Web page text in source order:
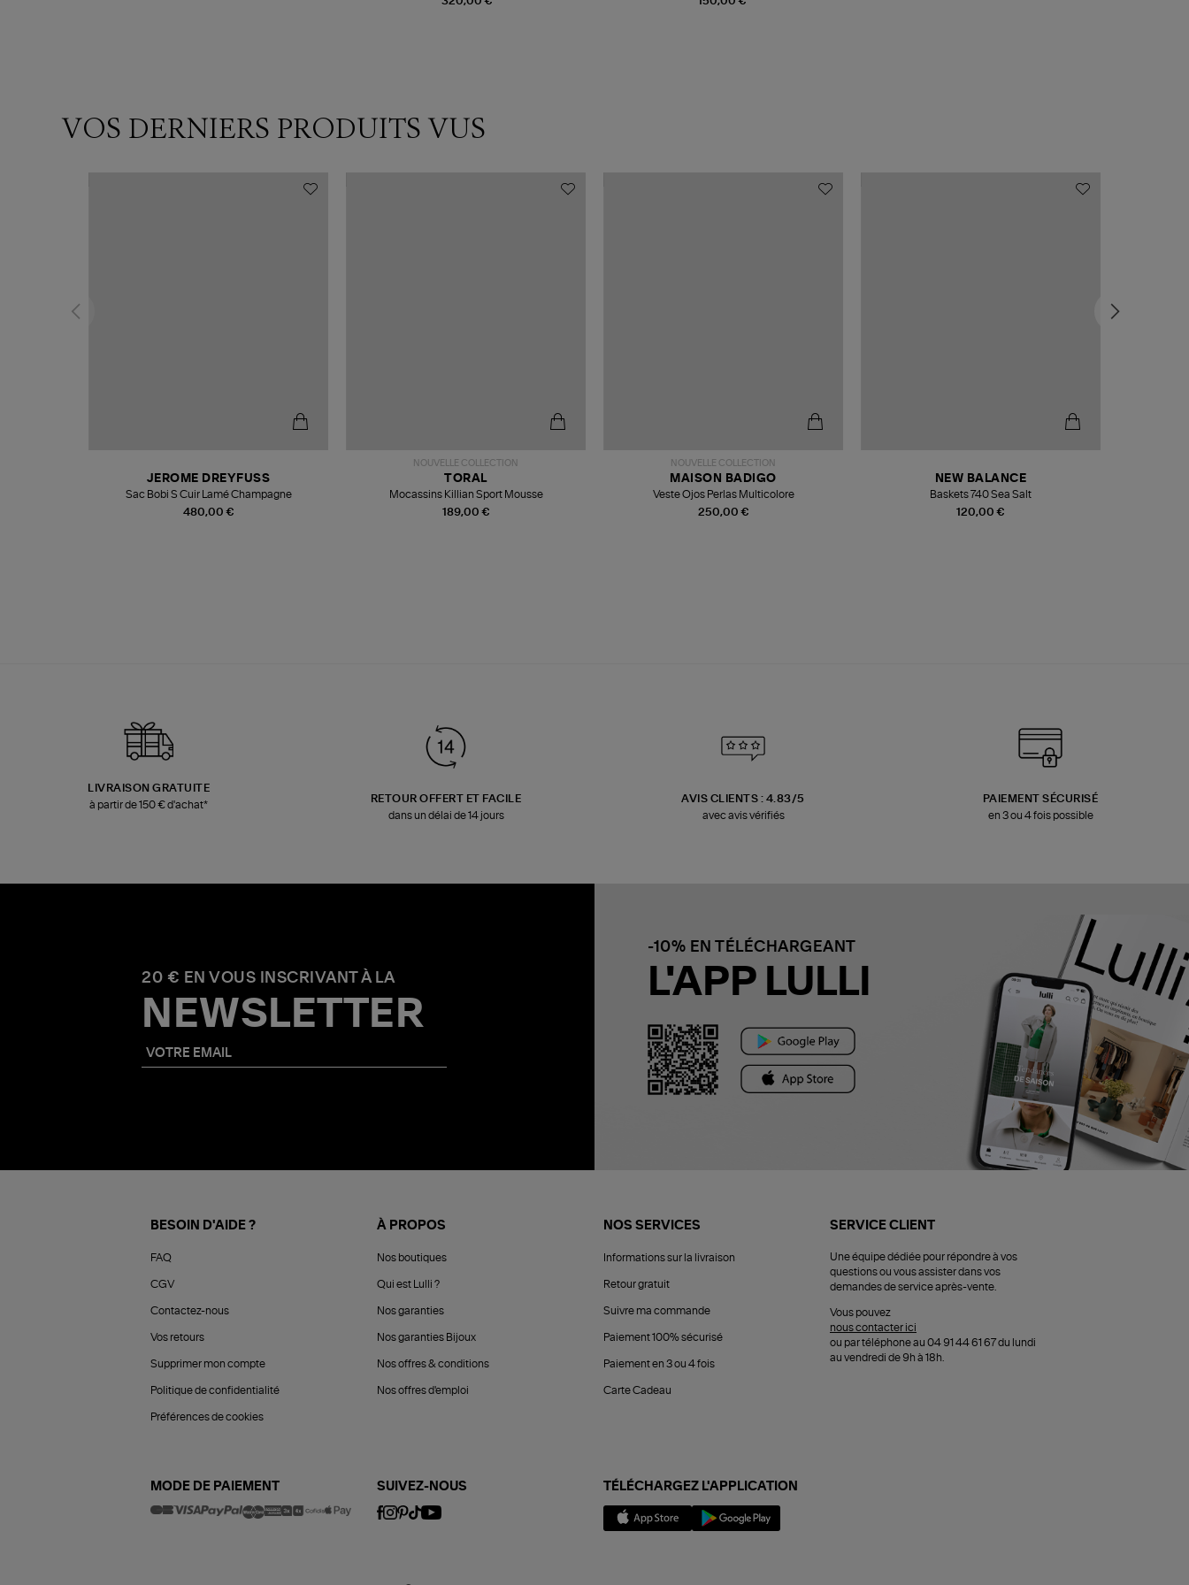
VOS DERNIERS PRODUITS VUS
480,00 €
JEROME DREYFUSS
Sac Bobi S Cuir Lamé Champagne
NOUVELLE COLLECTION
189,00 €
TORAL
Mocassins Killian Sport Mousse
NOUVELLE COLLECTION
250,00 €
MAISON BADIGO
Veste Ojos Perlas Multicolore
120,00 €
NEW BALANCE
Baskets 740 Sea Salt
LIVRAISON GRATUITE
à partir de 150 € d'achat*
RETOUR OFFERT ET FACILE
dans un délai de 14 jours
AVIS CLIENTS : 4.83/5
avec avis vérifiés
PAIEMENT SÉCURISÉ
en 3 ou 4 fois possible
20 € EN VOUS INSCRIVANT À LA
NEWSLETTER
-10% EN TÉLÉCHARGEANT
L'APP LULLI
BESOIN D'AIDE ?
FAQ
CGV
Contactez-nous
Vos retours
Supprimer mon compte
Politique de confidentialité
Préférences de cookies
À PROPOS
Nos boutiques
Qui est Lulli ?
Nos garanties
Nos garanties Bijoux
Nos offres & conditions
Nos offres d'emploi
NOS SERVICES
Informations sur la livraison
Retour gratuit
Suivre ma commande
Paiement 100% sécurisé
Paiement en 3 ou 4 fois
Carte Cadeau
SERVICE CLIENT
Une équipe dédiée pour répondre à vos
questions ou vous assister dans vos
demandes de service après-vente.
Vous pouvez
nous contacter ici
ou par téléphone au 04 91 44 61 67 du lundi
au vendredi de 9h à 18h.
MODE DE PAIEMENT SUIVEZ-NOUS TÉLÉCHARGEZ L'APPLICATION